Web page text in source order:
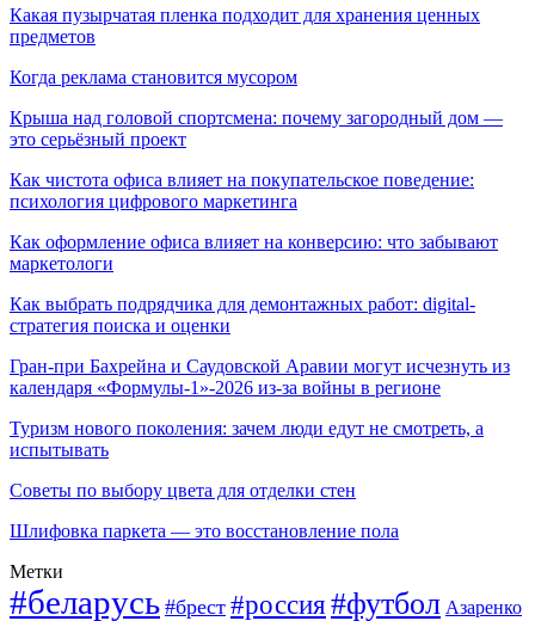
Какая пузырчатая пленка подходит для хранения ценных
предметов
Когда реклама становится мусором
Крыша над головой спортсмена: почему загородный дом —
это серьёзный проект
Как чистота офиса влияет на покупательское поведение:
психология цифрового маркетинга
Как оформление офиса влияет на конверсию: что забывают
маркетологи
Как выбрать подрядчика для демонтажных работ: digital-
стратегия поиска и оценки
Гран-при Бахрейна и Саудовской Аравии могут исчезнуть из
календаря «Формулы-1»-2026 из-за войны в регионе
Туризм нового поколения: зачем люди едут не смотреть, а
испытывать
Советы по выбору цвета для отделки стен
Шлифовка паркета — это восстановление пола
Метки
#беларусь #брест #россия#футбол Азаренко